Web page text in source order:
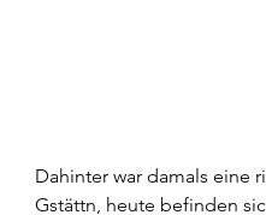
Dahinter war damals eine
Gstättn, heute befinden